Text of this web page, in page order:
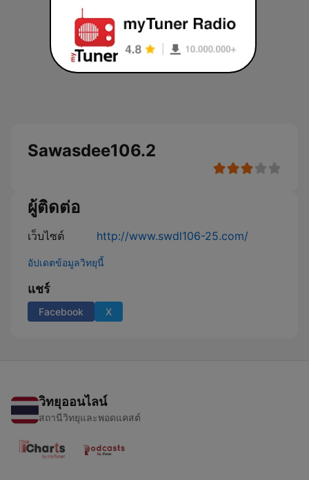
Sawasdee106.2
ผู้ติดต่อ
เว็บไซต์ http://www.swdl106-25.com/
อัปเดตข้อมูลวิทยุนี้
แชร์
Facebook X
วิทยุออนไลน์
สถานีวิทยุและพอดแคสต์